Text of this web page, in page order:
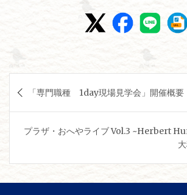
稿
ゲ
ー
「専門職種 1day現場見学会」開催概要
プラザ・おへやライブ Vol.3 ~Herbert